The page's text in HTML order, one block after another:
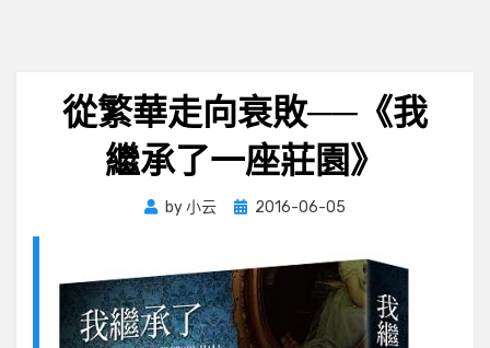
從繁華走向衰敗──《我
繼承了一座莊園》
by小云
Posted
2016-06-05